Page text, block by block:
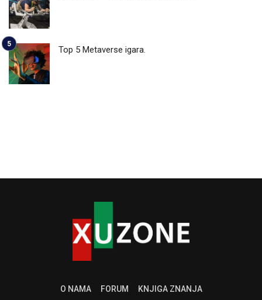
Top 5 Metaverse igara.
O NAMA FORUM KNJIGA ZNANJA